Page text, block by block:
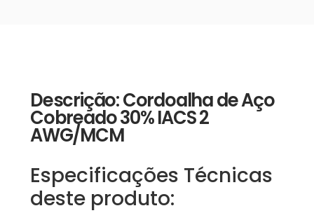
Descrição: Cordoalha de Aço
Cobreado 30% IACS 2
AWG/MCM
Especificações Técnicas
deste produto: